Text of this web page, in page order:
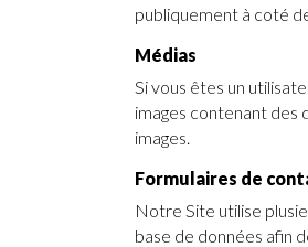
publiquement à coté
Médias
Si vous êtes un
images contenant des
images.
Formulaires de
Notre Site utilise
base de données afin